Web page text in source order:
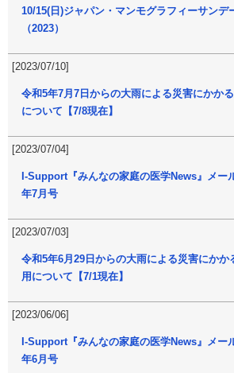
10/15(日)ジャパン・マンモグラフィーサンデ
（2023）
[2023/07/10]
令和5年7月7日からの大雨による災害にかか
について【7/8現在】
[2023/07/04]
I-Support『みんなの家庭の医学News』メー
年7月号
[2023/07/03]
令和5年6月29日からの大雨による災害にかか
用について【7/1現在】
[2023/06/06]
I-Support『みんなの家庭の医学News』メー
年6月号